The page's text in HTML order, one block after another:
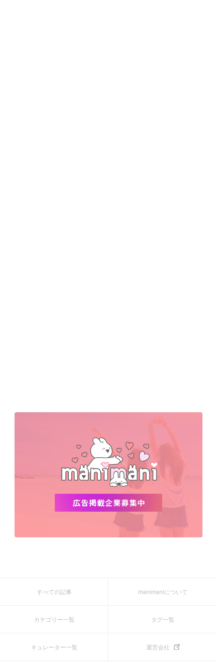
すべての記事 manimaniについて
カテゴリー一覧 タグ一覧
キュレーター一覧 運営会社